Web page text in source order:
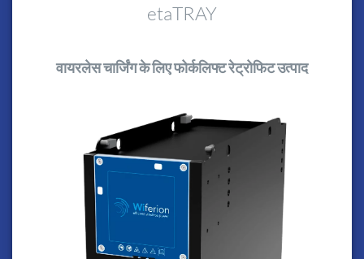
etaTRAY
वायरलेस चार्जिंग के लिए फोर्कलिफ्ट रेट्रोफिट उत्पाद